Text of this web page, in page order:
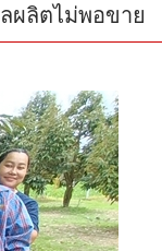
ผลิตไม่พอขาย